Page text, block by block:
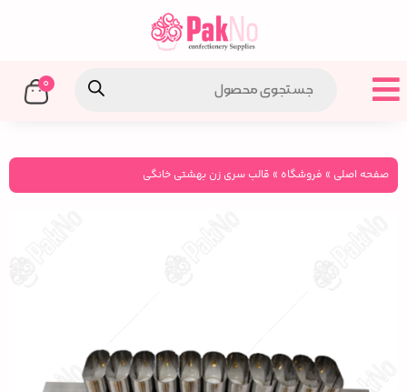
0
صفحه اصلی » فروشگاه » قالب سری زن بهشتی خانگی